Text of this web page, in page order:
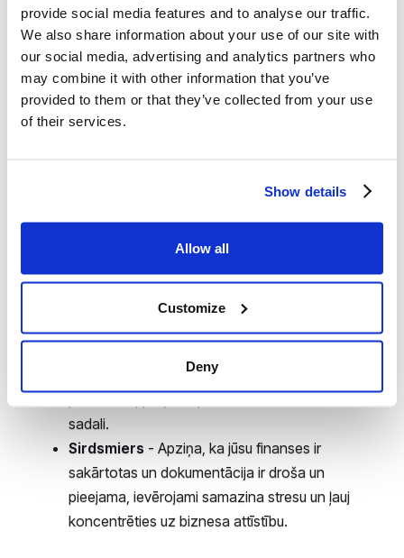
provide social media features and to analyse our traffic.
We also share information about your use of our site with
our social media, advertising and analytics partners who
may combine it with other information that you’ve
provided to them or that they’ve collected from your use
of their services.
Show details
Allow all
Customize
Deny
Digitālās izmaksu pārvaldības ieviešana ir
fundamentālas pārmaiņas, kas sniedz izmērāmus
ieguvumus:
Laika un naudas ietaupījums- Rutīnas
uzdevumu, piemēram, datu ievades vai
kļūdu skaitu. Tas pārvēršas reālos ietaupījumos.
Lielāka precizitāte un mazāk kļūdu-
Digitālās sistēmas novērš ar manuālu datu
apstrādi saistīto kļūdu risku, kas palielina
finanšu precizitāti un atbilstību noteikumiem.
pieņemt pārdomātus lēmumus par budžeta
plānošanu, projektu plānošanu un resursu
sadali.
Sirdsmiers - Apziņa, ka jūsu finanses ir
sakārtotas un dokumentācija ir droša un
pieejama, ievērojami samazina stresu un ļauj
koncentrēties uz biznesa attīstību.